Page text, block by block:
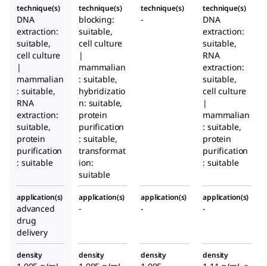
technique(s)
DNA
extraction:
suitable,
cell culture
|
mammalian
: suitable,
RNA
extraction:
suitable,
protein
purification
: suitable
technique(s)
blocking:
suitable,
cell culture
|
mammalian
: suitable,
hybridizatio
n: suitable,
protein
purification
: suitable,
transformat
ion:
suitable
technique(s)
-
technique(s)
DNA
extraction:
suitable,
RNA
extraction:
suitable,
cell culture
|
mammalian
: suitable,
protein
purification
: suitable
application(s)
advanced
drug
delivery
application(s)
-
application(s)
-
application(s)
-
density density density density